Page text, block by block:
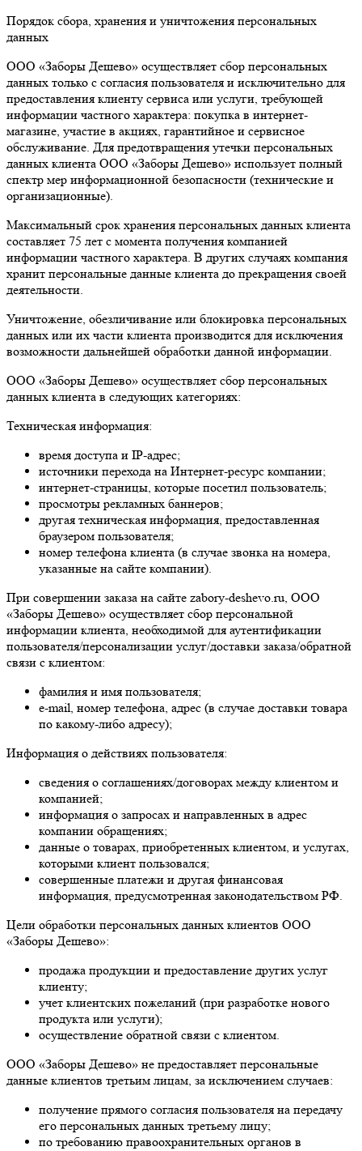
Порядок сбора, хранения и уничтожения персональных
данных
ООО «Заборы Дешево» осуществляет сбор персональных
данных только с согласия пользователя и исключительно для
предоставления клиенту сервиса или услуги, требующей
информации частного характера: покупка в интернет-
магазине, участие в акциях, гарантийное и сервисное
обслуживание. Для предотвращения утечки персональных
данных клиента ООО «Заборы Дешево» использует полный
спектр мер информационной безопасности (технические и
организационные).
Максимальный срок хранения персональных данных клиента
составляет 75 лет с момента получения компанией
информации частного характера. В других случаях компания
хранит персональные данные клиента до прекращения своей
деятельности.
Уничтожение, обезличивание или блокировка персональных
данных или их части клиента производится для исключения
возможности дальнейшей обработки данной информации.
ООО «Заборы Дешево» осуществляет сбор персональных
данных клиента в следующих категориях:
Техническая информация:
время доступа и IP-адрес;
источники перехода на Интернет-ресурс компании;
интернет-страницы, которые посетил пользователь;
просмотры рекламных баннеров;
другая техническая информация, предоставленная
браузером пользователя;
номер телефона клиента (в случае звонка на номера,
указанные на сайте компании).
При совершении заказа на сайте zabory-deshevo.ru, ООО
«Заборы Дешево» осуществляет сбор персональной
информации клиента, необходимой для аутентификации
пользователя/персонализации услуг/доставки заказа/обратной
связи с клиентом:
фамилия и имя пользователя;
e-mail, номер телефона, адрес (в случае доставки товара
по какому-либо адресу);
Информация о действиях пользователя:
сведения о соглашениях/договорах между клиентом и
компанией;
информация о запросах и направленных в адрес
компании обращениях;
данные о товарах, приобретенных клиентом, и услугах,
которыми клиент пользовался;
совершенные платежи и другая финансовая
информация, предусмотренная законодательством РФ.
Цели обработки персональных данных клиентов ООО
«Заборы Дешево»:
продажа продукции и предоставление других услуг
клиенту;
учет клиентских пожеланий (при разработке нового
продукта или услуги);
осуществление обратной связи с клиентом.
ООО «Заборы Дешево» не предоставляет персональные
данные клиентов третьим лицам, за исключением случаев:
получение прямого согласия пользователя на передачу
его персональных данных третьему лицу;
по требованию правоохранительных органов в